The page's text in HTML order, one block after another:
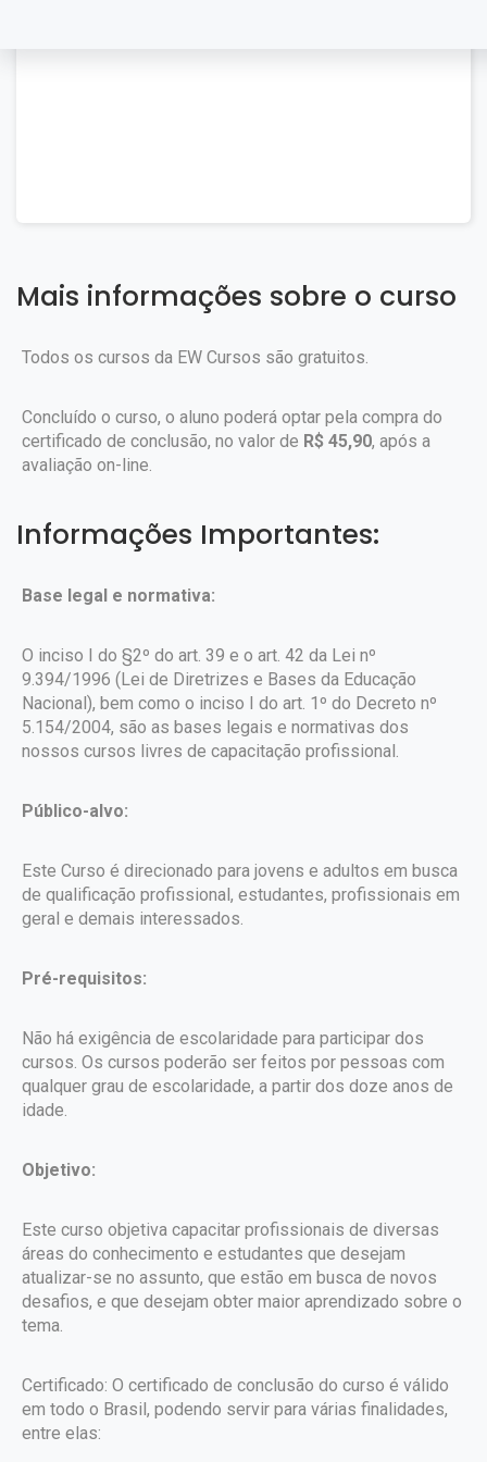
Mais informações sobre o curso
Todos os cursos da EW Cursos são gratuitos.
Concluído o curso, o aluno poderá optar pela compra do
certificado de conclusão, no valor de R$ 45,90, após a
avaliação on-line.
Informações Importantes:
Base legal e normativa:
O inciso I do §2º do art. 39 e o art. 42 da Lei nº
9.394/1996 (Lei de Diretrizes e Bases da Educação
Nacional), bem como o inciso I do art. 1º do Decreto nº
5.154/2004, são as bases legais e normativas dos
nossos cursos livres de capacitação profissional.
Público-alvo:
Este Curso é direcionado para jovens e adultos em busca
de qualificação profissional, estudantes, profissionais em
geral e demais interessados.
Pré-requisitos:
Não há exigência de escolaridade para participar dos
cursos. Os cursos poderão ser feitos por pessoas com
qualquer grau de escolaridade, a partir dos doze anos de
idade.
Objetivo:
Este curso objetiva capacitar profissionais de diversas
áreas do conhecimento e estudantes que desejam
atualizar-se no assunto, que estão em busca de novos
desafios, e que desejam obter maior aprendizado sobre o
tema.
Certificado: O certificado de conclusão do curso é válido
em todo o Brasil, podendo servir para várias finalidades,
entre elas: